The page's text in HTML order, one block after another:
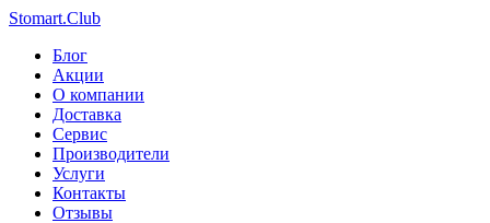
Stomart.Club
Блог
Акции
О компании
Доставка
Сервис
Производители
Услуги
Контакты
Отзывы